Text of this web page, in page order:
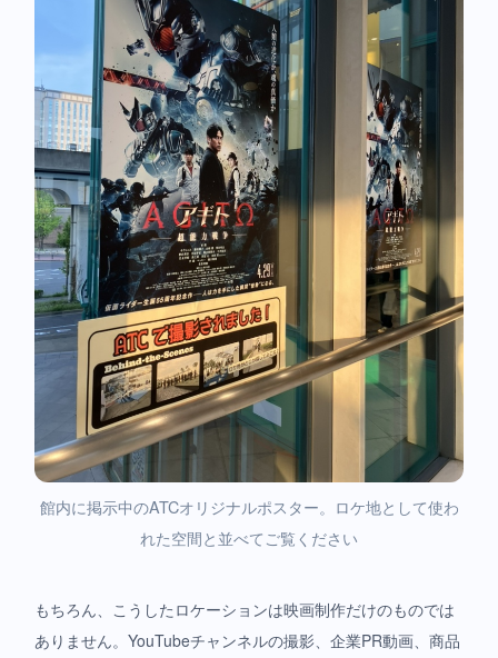
館内に掲示中のATCオリジナルポスター。ロケ地として使わ
れた空間と並べてご覧ください
もちろん、こうしたロケーションは映画制作だけのものでは
ありません。YouTubeチャンネルの撮影、企業PR動画、商品